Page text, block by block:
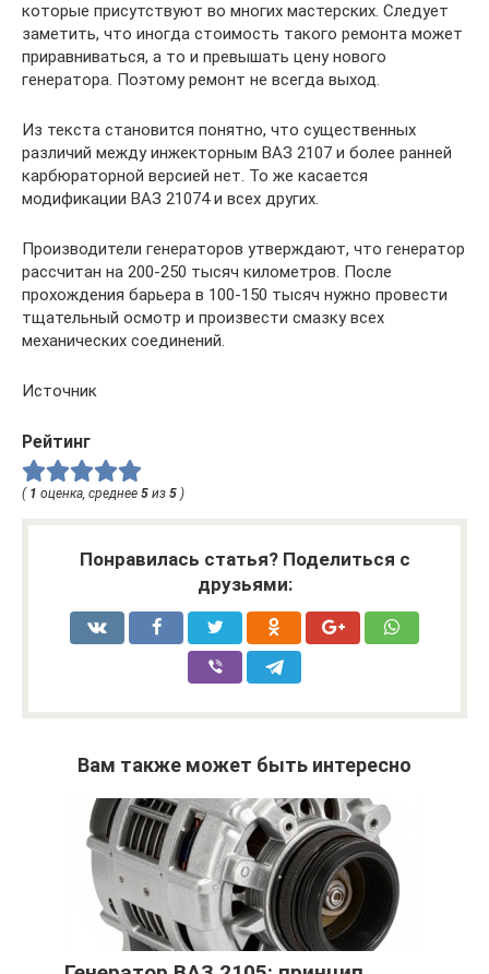
которые присутствуют во многих мастерских. Следует
заметить, что иногда стоимость такого ремонта может
приравниваться, а то и превышать цену нового
генератора. Поэтому ремонт не всегда выход.
Из текста становится понятно, что существенных
различий между инжекторным ВАЗ 2107 и более ранней
карбюраторной версией нет. То же касается
модификации ВАЗ 21074 и всех других.
Производители генераторов утверждают, что генератор
рассчитан на 200-250 тысяч километров. После
прохождения барьера в 100-150 тысяч нужно провести
тщательный осмотр и произвести смазку всех
механических соединений.
Источник
Рейтинг
( 1 оценка, среднее 5 из 5 )
Понравилась статья? Поделиться с
друзьями:
Вам также может быть интересно